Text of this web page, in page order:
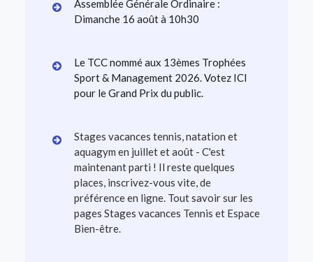
Assemblée Générale Ordinaire :
Dimanche 16 août à 10h30
Le TCC nommé aux 13èmes Trophées
Sport & Management 2026. Votez ICI
pour le Grand Prix du public.
Stages vacances tennis, natation et
aquagym en juillet et août - C'est
maintenant parti ! Il reste quelques
places, inscrivez-vous vite, de
préférence en ligne. Tout savoir sur les
pages Stages vacances Tennis et Espace
Bien-être.